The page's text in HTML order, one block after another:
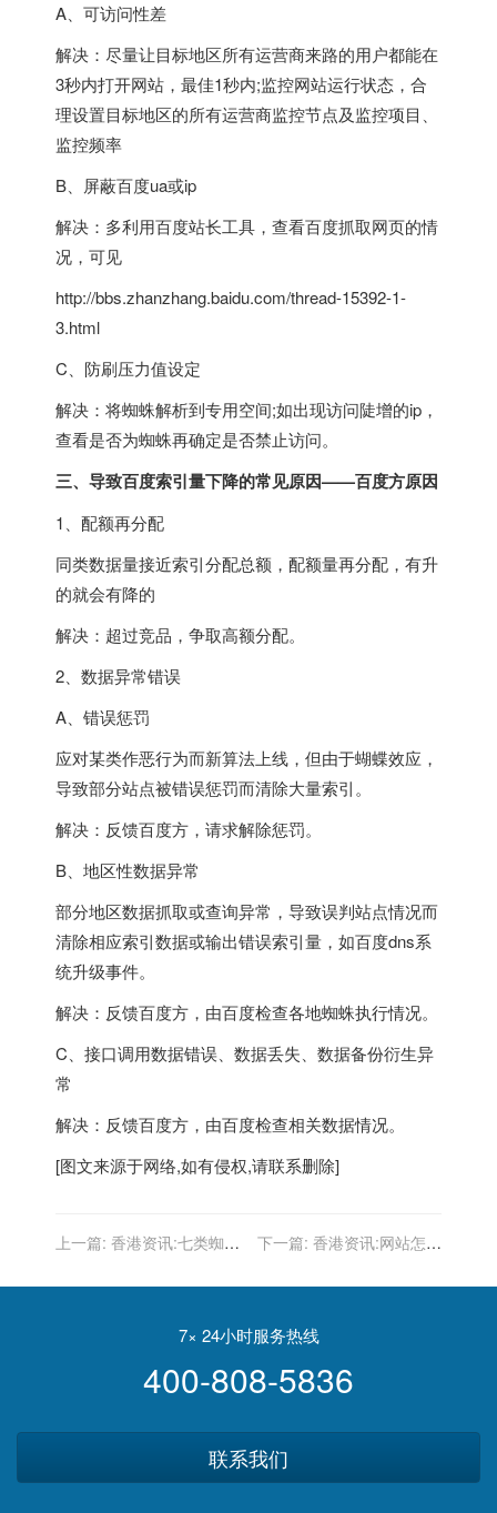
A、可访问性差
解决：尽量让目标地区所有运营商来路的用户都能在
3秒内打开网站，最佳1秒内;监控网站运行状态，合
理设置目标地区的所有运营商监控节点及监控项目、
监控频率
B、屏蔽百度ua或ip
解决：多利用百度站长工具，查看百度抓取网页的情
况，可见
http://bbs.zhanzhang.baidu.com/thread-15392-1-
3.html
C、防刷压力值设定
解决：将蜘蛛解析到专用空间;如出现访问陡增的ip，
查看是否为蜘蛛再确定是否禁止访问。
三、导致百度索引量下降的常见原因——百度方原因
1、配额再分配
同类数据量接近索引分配总额，配额量再分配，有升
的就会有降的
解决：超过竞品，争取高额分配。
2、数据异常错误
A、错误惩罚
应对某类作恶行为而新算法上线，但由于蝴蝶效应，
导致部分站点被错误惩罚而清除大量索引。
解决：反馈百度方，请求解除惩罚。
B、地区性数据异常
部分地区数据抓取或查询异常，导致误判站点情况而
清除相应索引数据或输出错误索引量，如百度dns系
统升级事件。
解决：反馈百度方，由百度检查各地蜘蛛执行情况。
C、接口调用数据错误、数据丢失、数据备份衍生异
常
解决：反馈百度方，由百度检查相关数据情况。
[图文来源于网络,如有侵权,请联系删除]
上一篇: 香港资讯:七类蜘蛛
下一篇: 香港资讯:网站怎么
提高网站权重?
7× 24小时服务热线
400-808-5836
联系我们